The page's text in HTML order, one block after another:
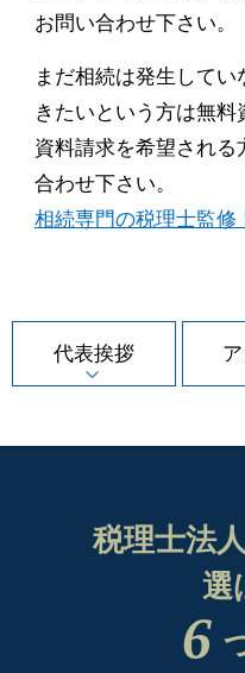
お問い合わせ下さい。
まだ相続は発生して
きたいという方は無料
資料請求を希望され
合わせ下さい。
相続専門の税理士監修
代表挨拶
税理士法
選
6